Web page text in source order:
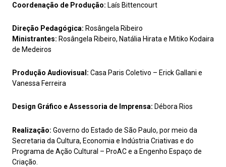
Coordenação de Produção: Laís Bittencourt
Direção Pedagógica: Rosângela Ribeiro
Ministrantes: Rosângela Ribeiro, Natália Hirata e Mitiko Kodaira
de Medeiros
Produção Audiovisual: Casa Paris Coletivo – Erick Gallani e
Vanessa Ferreira
Design Gráfico e Assessoria de Imprensa: Débora Rios
Realização: Governo do Estado de São Paulo, por meio da
Secretaria da Cultura, Economia e Indústria Criativas e do
Programa de Ação Cultural – ProAC e a Engenho Espaço de
Criação.